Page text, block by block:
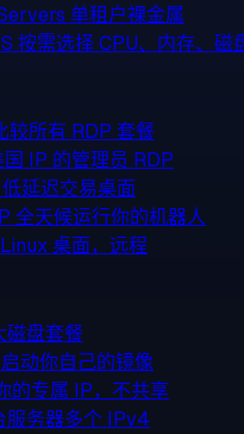
单租户裸金属
按需选择 CPU、内存、磁
较所有 RDP 套餐
国 IP 的管理员 RDP
低延迟交易桌面
全天候运行你的机器人
Linux 桌面，远程
磁盘套餐
启动你自己的镜像
的专属 IP，不共享
服务器多个 IPv4